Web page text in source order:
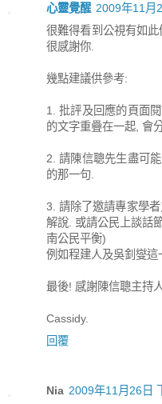
心靈覺醒 2009年11月
很難得看到公視有如
很感謝你.
幾點建議供參考:
1. 批評及回應的頁面
的文字重疊在一起, 會
2. 請陳信聰先生盡可
的那一句.
3. 請除了邀請專家學
解說. 或請公民上談話
南公民平衡)
例如程建人及吳釗燮這
最後! 感謝陳信聰主持
Cassidy.
回覆
Nia 2009年11月26日